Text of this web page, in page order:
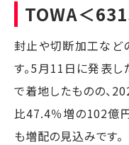
TOWA＜
封止や切断加工など
す。5月11日に発表
で着地したものの、
比47.4％増の102億
も増配の見込みです。